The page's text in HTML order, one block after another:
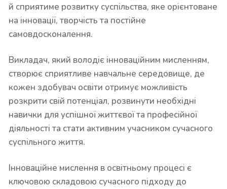
й сприятиме розвитку суспільства, яке орієнтоване
на інновації, творчість та постійне
самовдосконалення.
Викладач, який володіє інноваційним мисленням,
створює сприятливе навчальне середовище, де
кожен здобувач освіти отримує можливість
розкрити свій потенціал, розвинути необхідні
навички для успішної життєвої та професійної
діяльності та стати активним учасником сучасного
суспільного життя.
Інноваційне мислення в освітньому процесі є
ключовою складовою сучасного підходу до